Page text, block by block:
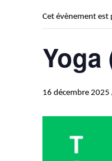
Cet évènement est
Yoga
16 décembre